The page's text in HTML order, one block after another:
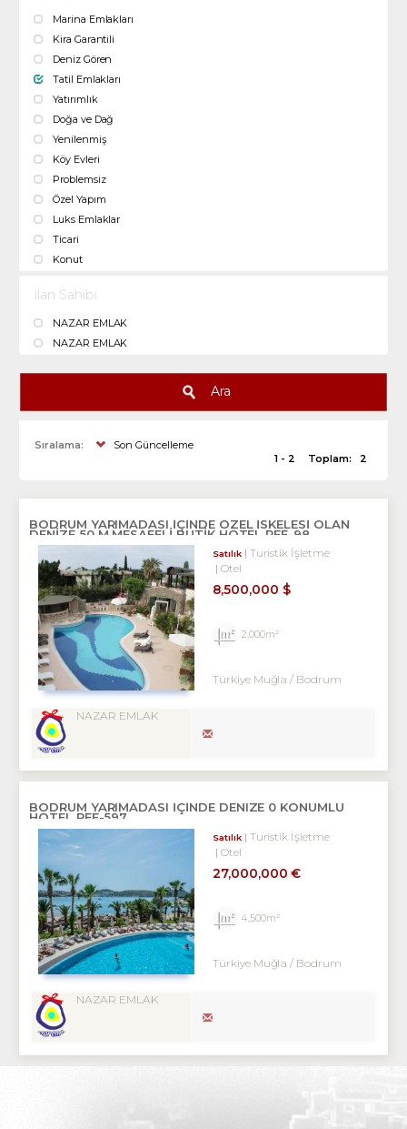
Marina Emlakları
Kira Garantili
Deniz Gören
Tatil Emlakları
Yatırımlık
Doğa ve Dağ
Yenilenmiş
Köy Evleri
Problemsiz
Özel Yapım
Luks Emlaklar
Ticari
Konut
İlan Sahibi
NAZAR EMLAK
NAZAR EMLAK
Ara
Sıralama:
Son Güncelleme
1 - 2
Toplam: 2
BODRUM YARIMADASI IÇINDE ÖZEL ISKELESI OLAN
DENIZE 50 M MESAFELI BUTIK HOTEL REF-98
Satılık
Turistik İşletme
Otel
8,500,000 $
2,000m²
Türkiye Muğla / Bodrum
NAZAR EMLAK
BODRUM YARIMADASI IÇINDE DENIZE 0 KONUMLU
HOTEL REF-597
Satılık
Turistik İşletme
Otel
27,000,000 €
4,500m²
Türkiye Muğla / Bodrum
NAZAR EMLAK